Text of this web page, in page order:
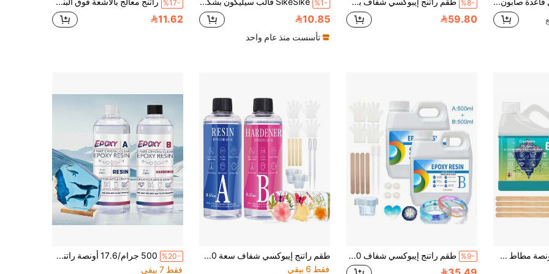
1 كجم/2.2 رطل قاعدة صابون بيضاء/شفافة، مناسبة لصنع الصابون اليدوي، قاعدة صابون نباتي شفاف، قاعدة صابون DIY، صابون خام، مادة صابون حمام لبني DIY %8- طقم راتنج إيبوكسي شفاف بسعة 16 أونصة (8 أونصة أ + 8 أونصة ب) / 32 أونصة (16 أونصة أ + 16 أونصة ب)، مناسب لسطح الطاولة والصب الفني والمشاريع المجوهرات وأكواب الراتنج DIY والقوالب والأعمال الفنية، سهل الخلط بنسبة 1:1 (8 أونصة أ + 8 أونصة ب)
59.80
%1- SikeSike قالب سيليكون بشكل أوراق بيضاوية وسلاحف من البامبو، 6 تجاويف، قالب سيليكون بطراز نوردي لصناعة الأعمال اليدوية وديكور المنزل
10.85
تأسست منذ عام واحد
%17- راتنج معالج بالأشعة فوق البنفسجية صعب 100جم/400جم، مجموعة راتنج حبيبي واضحة بالأشعة فوق البنفسجية وسريعة المعالجة بناء على الطاقة الشمسية لصنع المجوهرات الشفافة
11.62
1 كجم/35.2 أونصة مطاط سيليكون سائل أخضر بنسبة خلط 1:1، صنع القوالب DIY، مناسب لصنع الراتنج والشموع والصابون
%9- طقم راتنج إيبوكسي شفاف 500مل/1000مل (17.6 أونصة/35.2 أونصة) - خالي من الفقاعات، لا يصفر، مناسب للطلاء والصب والطاولات وال-DIY والبارات وطاولات الأنهار والفن بالراتنج والخشب عالي اللمعان والمجوهرات ومشاريع DIY - مثالي لعيد الحب والأعمال اليدوية
طقم راتنج إيبوكسي شفاف سعة 250 مل، مناسب لقوالب الراتنج، مجموعة بداية الراتنج الإيبوكسي، تشمل الراتنج والمصلب، راتنج إيبوكسي شفاف بشكل بلوري، لا يصفر، خالي من الفقاعات، سهل التسوية الذاتية، خلط بنسبة 1:1، يمكن استخدامه للصب والطلاء، مناسب لصنع المجوهرات DIY والحرف الفنية الأخرى من الراتنج والإيبوكسي.
فقط 6 بيقي
%20-
500 جرام/17.6 أونصة راتنج إيبوكسي مخصص AB ، نسبة 1:1 - شفاف ، مقاوم للاصفرار ، مقاوم للخدش ، سطح ناعم ، خالي من الفقاعات ، مناسب لمشاريع DIY ، طلاءات الصب ، حفظ الزهور
فقط 7 بيقي